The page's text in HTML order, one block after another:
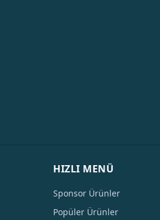
HIZLI MENÜ
Sponsor Ürünler
Popüler Ürünler